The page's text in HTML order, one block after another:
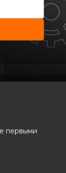
Expert 96-
первыми